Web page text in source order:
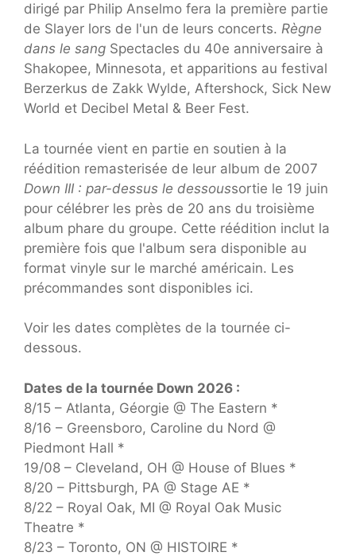
dirigé par Philip Anselmo fera la première partie
de Slayer lors de l'un de leurs concerts. Règne
dans le sang Spectacles du 40e anniversaire à
Shakopee, Minnesota, et apparitions au festival
Berzerkus de Zakk Wylde, Aftershock, Sick New
World et Decibel Metal & Beer Fest.
La tournée vient en partie en soutien à la
réédition remasterisée de leur album de 2007
Down III : par-dessus le dessoussortie le 19 juin
pour célébrer les près de 20 ans du troisième
album phare du groupe. Cette réédition inclut la
première fois que l'album sera disponible au
format vinyle sur le marché américain. Les
précommandes sont disponibles ici.
Voir les dates complètes de la tournée ci-
dessous.
Dates de la tournée Down 2026 :
8/15 – Atlanta, Géorgie @ The Eastern *
8/16 – Greensboro, Caroline du Nord @
Piedmont Hall *
19/08 – Cleveland, OH @ House of Blues *
8/20 – Pittsburgh, PA @ Stage AE *
8/22 – Royal Oak, MI @ Royal Oak Music
Theatre *
8/23 – Toronto, ON @ HISTOIRE *